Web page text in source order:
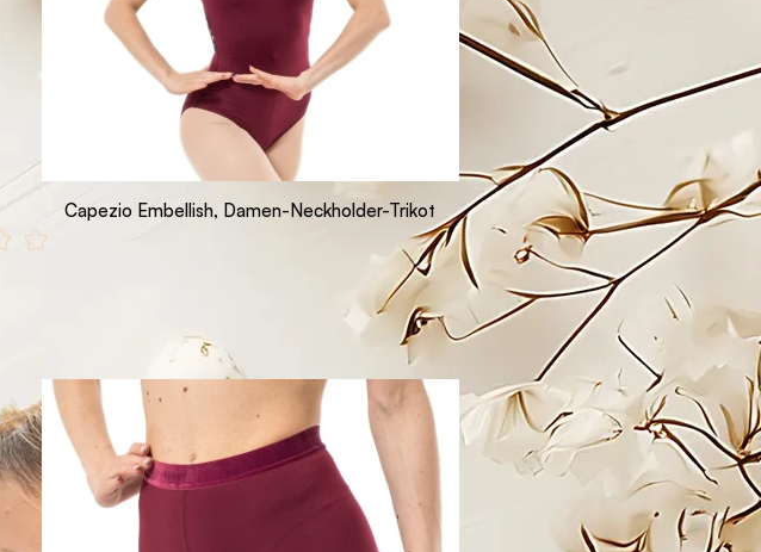
Capezio Embellish, Damen-Neckholder-Trikot